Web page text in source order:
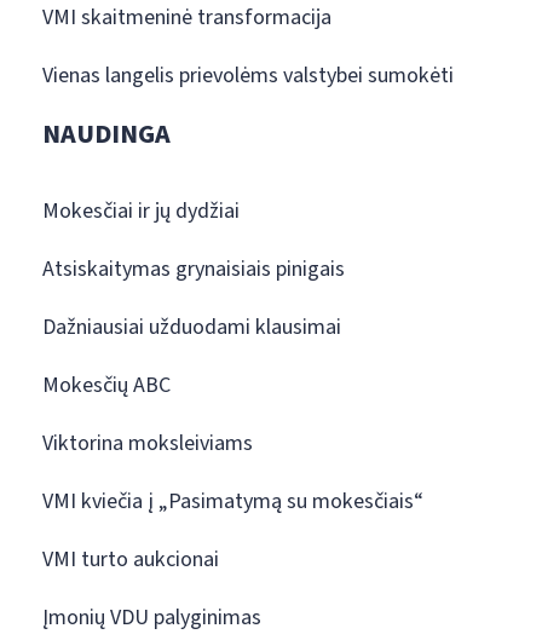
VMI skaitmeninė transformacija
Vienas langelis prievolėms valstybei sumokėti
NAUDINGA
Mokesčiai ir jų dydžiai
Atsiskaitymas grynaisiais pinigais
Dažniausiai užduodami klausimai
Mokesčių ABC
Viktorina moksleiviams
VMI kviečia į „Pasimatymą su mokesčiais“
VMI turto aukcionai
Įmonių VDU palyginimas